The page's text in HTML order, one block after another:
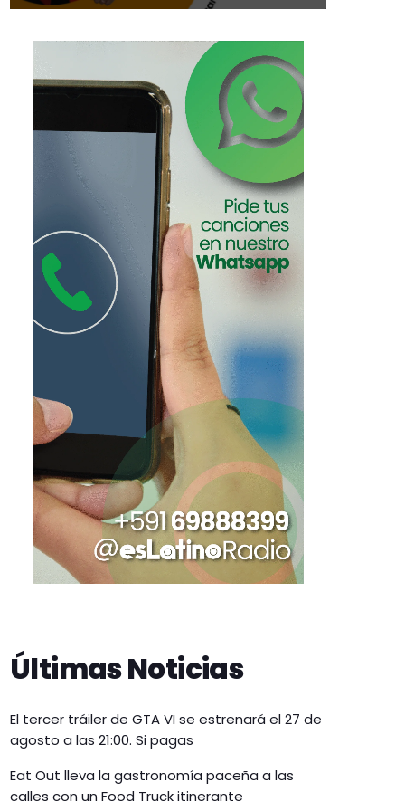
Últimas Noticias
El tercer tráiler de GTA VI se estrenará el 27 de
agosto a las 21:00. Si pagas
Eat Out lleva la gastronomía paceña a las
calles con un Food Truck itinerante